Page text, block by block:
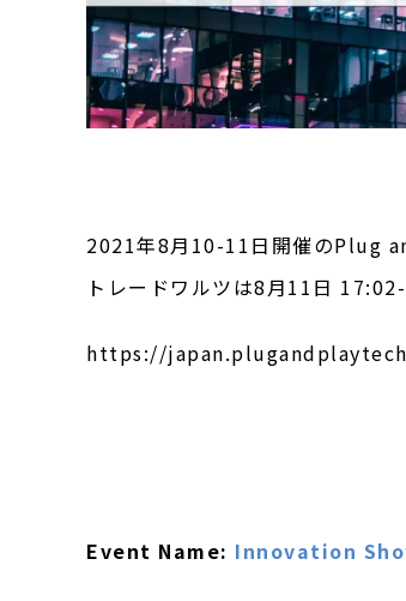
2021年8月10-11日開催のPlug
トレードワルツは8月11日
https://
Event Name: Innovation